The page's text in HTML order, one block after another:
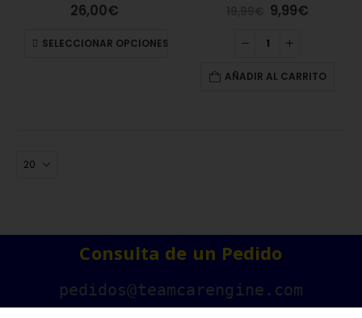
26,00€
SELECCIONAR OPCIONES
9,99€
AÑADIR AL CARRITO
Consulta de un Pedido
pedidos@teamcarengine.com